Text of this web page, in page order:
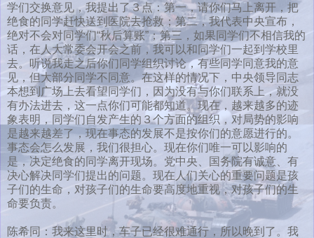
学们交换意见，我提出了３点：第一，请你们马上离开，把
绝食的同学赶快送到医院去抢救；第二，我代表中央宣布，
绝对不会对同学们“秋后算账”；第三，如果同学们不相信我的
话，在人大常委会开会之前，我可以和同学们一起到学校里
去。听说我走之后你们同学组织讨论，有些同学同意我的意
见，但大部分同学不同意。在这样的情况下，中央领导同志
本想到广场上去看望同学们，因为没有与你们联系上，就没
有办法进去，这一点你们可能都知道。现在，越来越多的迹
象表明，同学们自发产生的３个方面的组织，对局势的影响
是越来越差了，现在事态的发展不是按你们的意愿进行的。
事态会怎么发展，我们很担心。现在你们唯一可以影响的
是，决定绝食的同学离开现场。党中央、国务院有诚意、有
决心解决同学们提出的问题。现在人们关心的重要问题是孩
子们的生命，对孩子们的生命要高度地重视，对孩子们的生
命要负责。
陈希同：我来这里时，车子已经很难通行，所以晚到了。我